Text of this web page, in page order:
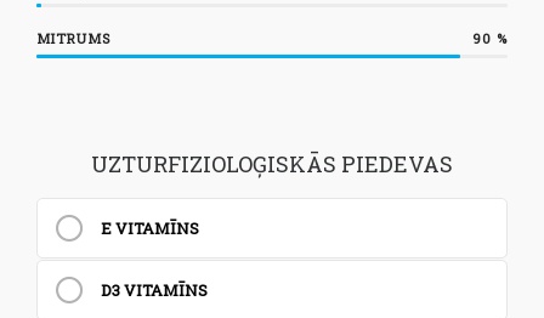
MITRUMS 90 %
UZTURFIZIOLOĢISKĀS PIEDEVAS
E VITAMĪNS
D3 VITAMĪNS